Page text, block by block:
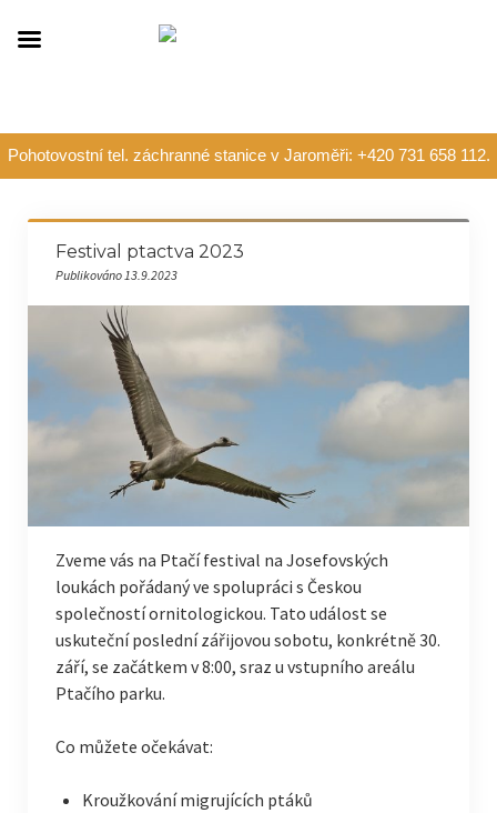
Pohotovostní tel. záchranné stanice v Jaroměři: +420 731 658 112.
Festival ptactva 2023
Publikováno 13.9.2023
Zveme vás na Ptačí festival na Josefovských
loukách pořádaný ve spolupráci s Českou
společností ornitologickou. Tato událost se
uskuteční poslední zářijovou sobotu, konkrétně 30.
září, se začátkem v 8:00, sraz u vstupního areálu
Ptačího parku.
Co můžete očekávat:
Kroužkování migrujících ptáků